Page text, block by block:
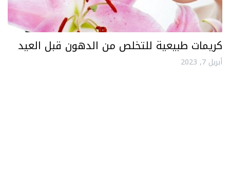
كريمات طبيعية للتخلص من الدهون قبل العيد
أبريل 7, 2023